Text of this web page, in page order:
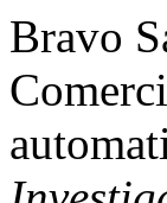
Bravo